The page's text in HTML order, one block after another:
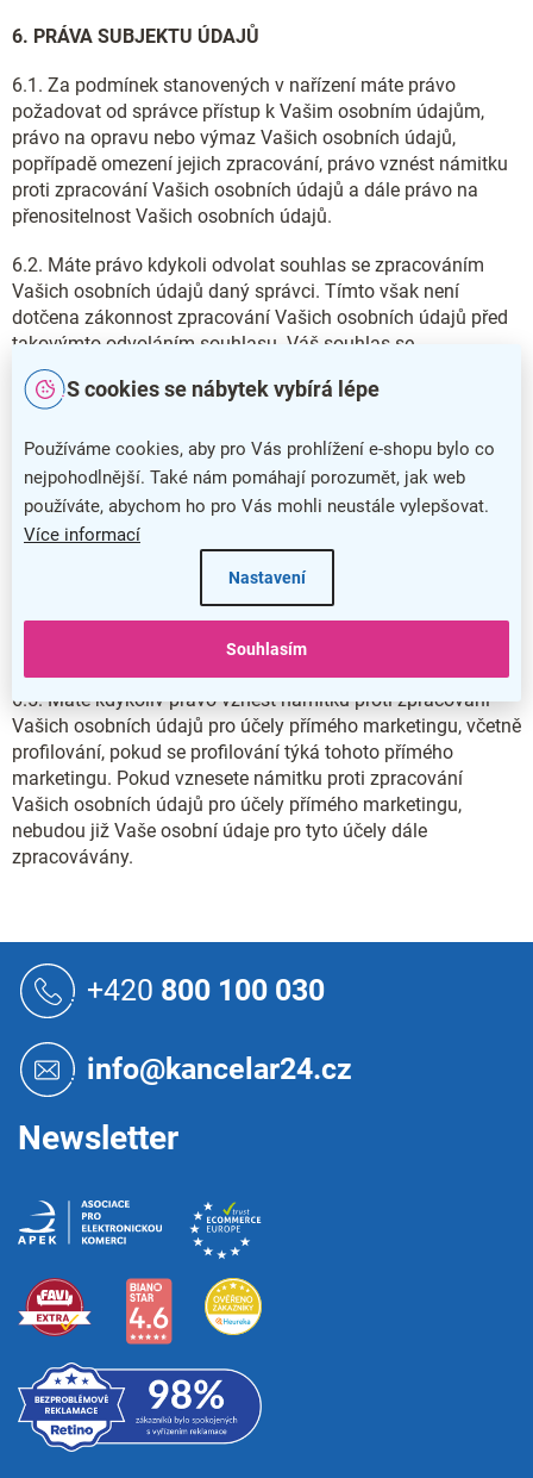
S cookies se nábytek vybírá lépe
Používáme cookies, aby pro Vás prohlížení e-shopu bylo co
nejpohodlnější. Také nám pomáhají porozumět, jak web
používáte, abychom ho pro Vás mohli neustále vylepšovat.
Více informací
Nastavení
Souhlasím
6. PRÁVA SUBJEKTU ÚDAJŮ
6.1. Za podmínek stanovených v nařízení máte právo
požadovat od správce přístup k Vašim osobním údajům,
právo na opravu nebo výmaz Vašich osobních údajů,
popřípadě omezení jejich zpracování, právo vznést námitku
proti zpracování Vašich osobních údajů a dále právo na
přenositelnost Vašich osobních údajů.
6.2. Máte právo kdykoli odvolat souhlas se zpracováním
Vašich osobních údajů daný správci. Tímto však není
dotčena zákonnost zpracování Vašich osobních údajů před
takovýmto odvoláním souhlasu. Váš souhlas se
zpracováním osobních údajů můžete odvolat následujícím
způsobem: emailem na newsletter@kancelar24.cz, písemně
6.3. Pokud byste se domníval(a), že zpracováním Vašich
osobních údajů bylo porušeno či je porušováno nařízení,
máte mimo jiné právo podat stížnost u dozorového úřadu.
6.4. Nemáte povinnost osobní údaje poskytnout. Poskytnutí
Vašich osobních údajů není zákonným či smluvním
požadavkem a ani není požadavkem, který je nutný k
6.5. Máte kdykoliv právo vznést námitku proti zpracování
Vašich osobních údajů pro účely přímého marketingu, včetně
profilování, pokud se profilování týká tohoto přímého
marketingu. Pokud vznesete námitku proti zpracování
Vašich osobních údajů pro účely přímého marketingu,
nebudou již Vaše osobní údaje pro tyto účely dále
zpracovávány.
+420 800 100 030
info@kancelar24.cz
Newsletter